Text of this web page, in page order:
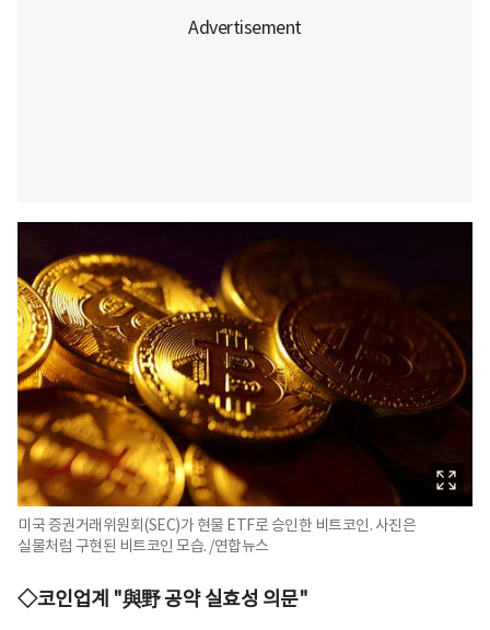
미국 증권거래위원회(SEC)가 현물 ETF로 승인한 비트코인. 사진은
실물처럼 구현된 비트코인 모습. /연합뉴스
◇코인업계 "與野 공약 실효성 의문"